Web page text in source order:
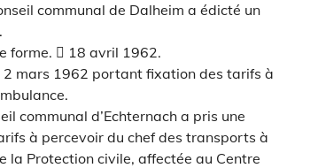
communal de Dalheim a édicté un
forme.  18 avril 1962.
2 mars 1962 portant fixation des tarifs à
communal d’Echternach a pris une
à percevoir du chef des transports à
la Protection civile, affectée au Centre